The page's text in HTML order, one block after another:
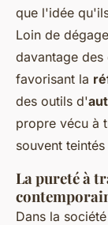
que l'idée
Loin de
davantage
favorisant la
des outils d'
propre vécu à
souvent
La pureté à
Dans la